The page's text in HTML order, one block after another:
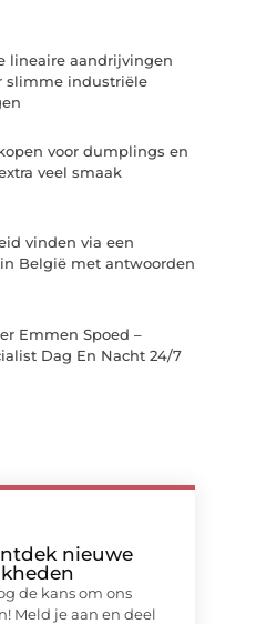
lineaire aandrijvingen
slimme industriële
voor dumplings en
veel smaak
vinden via een
België met antwoorden
Emmen Spoed –
Dag En Nacht 24/7
nieuwe
de kans om ons
Meld je aan en deel